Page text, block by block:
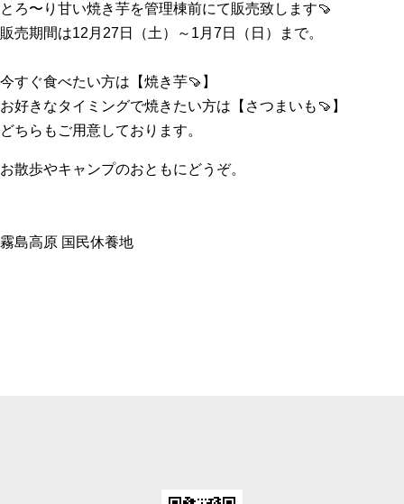
とろ〜り甘い焼き芋を管理棟前にて販売致します🍠
販売期間は12月27日（土）～1月7日（日）まで。
今すぐ食べたい方は【焼き芋🍠】
お好きなタイミングで焼きたい方は【さつまいも🍠】
どちらもご用意しております。
お散歩やキャンプのおともにどうぞ。
霧島高原 国民休養地